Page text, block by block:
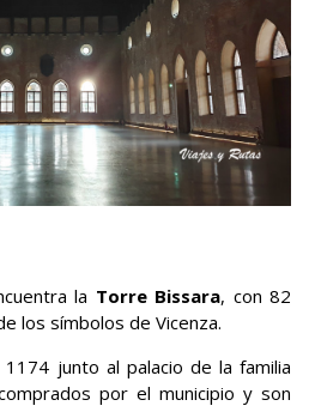
la Torre Bissara, con 82
los símbolos de Vicenza.
junto al palacio de la familia
por el municipio y son